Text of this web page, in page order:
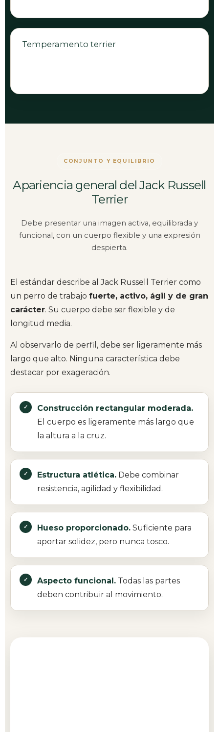
Temperamento terrier
CONJUNTO Y EQUILIBRIO
Apariencia general del Jack Russell
Terrier
Debe presentar una imagen activa, equilibrada y
funcional, con un cuerpo flexible y una expresión
despierta.
El estándar describe al Jack Russell Terrier como
un perro de trabajo fuerte, activo, ágil y de gran
carácter. Su cuerpo debe ser flexible y de
longitud media.
Al observarlo de perfil, debe ser ligeramente más
largo que alto. Ninguna característica debe
destacar por exageración.
Construcción rectangular moderada.
El cuerpo es ligeramente más largo que
la altura a la cruz.
Estructura atlética. Debe combinar
resistencia, agilidad y flexibilidad.
Hueso proporcionado. Suficiente para
aportar solidez, pero nunca tosco.
Aspecto funcional. Todas las partes
deben contribuir al movimiento.